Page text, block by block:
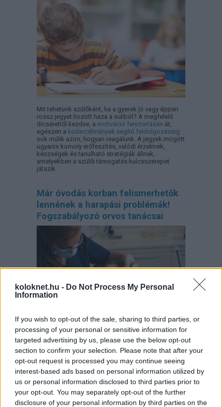
koloknet.hu - Do Not Process My Personal
Information
If you wish to opt-out of the sale, sharing to third parties, or
processing of your personal or sensitive information for
targeted advertising by us, please use the below opt-out
section to confirm your selection. Please note that after your
opt-out request is processed you may continue seeing
interest-based ads based on personal information utilized by
us or personal information disclosed to third parties prior to
your opt-out. You may separately opt-out of the further
disclosure of your personal information by third parties on the
Mit tehetünk szülőként, ha a gyerek jó vagy éppen
rossz jegyet hozott haza a suliból? A megfelelő
dicsérettől kezdve, a motiváció fenntartásán át,
egészen a kudarcélmények segítő feldolgozásáig
sok múlik azon, hogyan reagálunk. A jegyek mögött
ugyanis komoly erőfeszítés, valódi érzelmek,
készségek és tanulható stratégiák állnak,
amelyekben a szülői támogatás kulcsszerepet
játszik.
Már óvodás korban felismerhetők
lennének a harapási problémák!
Fogszabályozó orvos tanácsai
A gyermekek és fiatalok körében ma már 65–75
százalékra tehető a harapási rendellenességek
aránya, vagyis szinte minden második–harmadik
gyerek érintett. A harapási problémák lassan, évek
alatt alakulnak ki, ezért nem feltűnőek, és a szülők
gyakran csak akkor veszik észre őket, amikor már
sokkal nehezebb hatékonyan
beavatkozni. Fogorvos tanácsai.